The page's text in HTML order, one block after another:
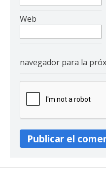
Web
navegador para la